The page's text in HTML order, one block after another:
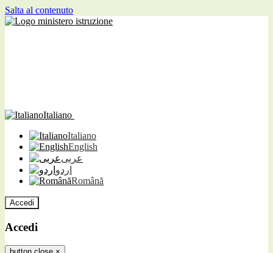
Salta al contenuto
Italiano
Italiano
English
عربى
اردو
Română
Accedi
Accedi